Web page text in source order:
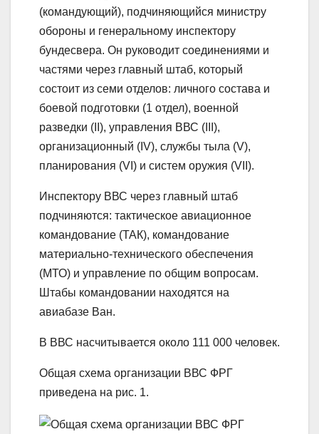
(командующий), подчиняющийся министру
обороны и генеральному инспектору
бундесвера. Он руководит соединениями и
частями через главный штаб, который
состоит из семи отделов: личного состава и
боевой подготовки (1 отдел), военной
разведки (II), управления ВВС (III),
организационный (IV), службы тыла (V),
планирования (VI) и систем оружия (VII).
Инспектору ВВС через главный штаб
подчиняются: тактическое авиационное
командование (ТАК), командование
материально-технического обеспечения
(МТО) и управление по общим вопросам.
Штабы командовании находятся на
авиабазе Ван.
В ВВС насчитывается около 111 000 человек.
Общая схема организации ВВС ФРГ
приведена на рис. 1.